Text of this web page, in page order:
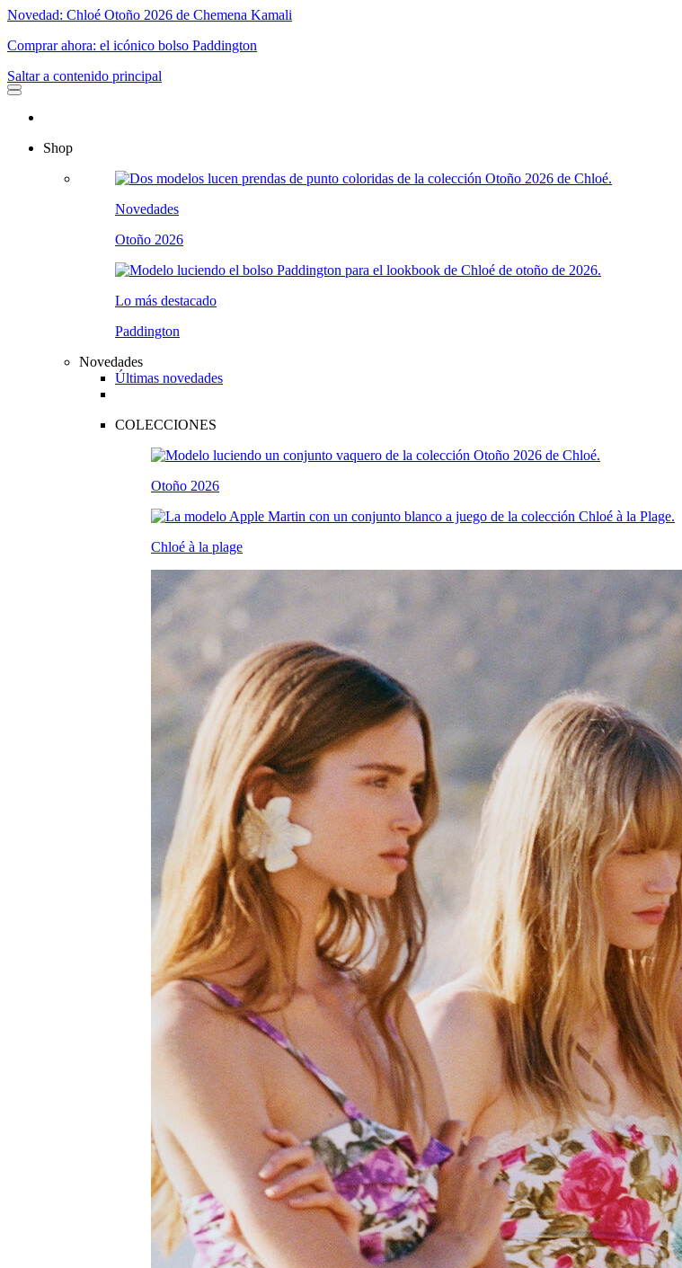
Novedad: Chloé Otoño 2026 de Chemena Kamali
Comprar ahora: el icónico bolso Paddington
Saltar a contenido principal
Shop
Novedades
Otoño 2026
Lo más destacado
Paddington
Novedades
Últimas novedades
COLECCIONES
Otoño 2026
Chloé à la plage